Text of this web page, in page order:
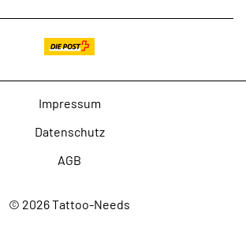
© 2026 Tattoo-Needs
Impressum
Datenschutz
AGB